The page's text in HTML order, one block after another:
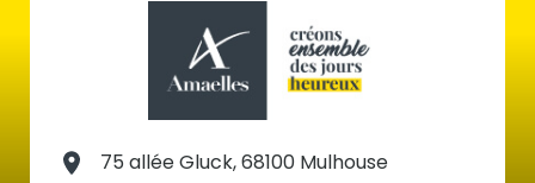
75 allée Gluck, 68100 Mulhouse